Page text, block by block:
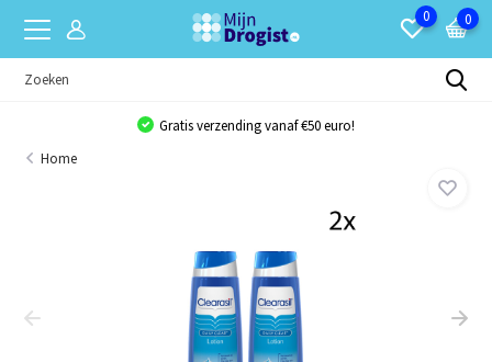
0 0
Gratis verzending vanaf €50 euro!
Home